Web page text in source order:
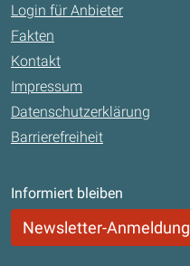
Login für Anbieter
Fakten
Kontakt
Impressum
Datenschutzerklärung
Barrierefreiheit
Informiert bleiben
Newsletter-Anmeldung